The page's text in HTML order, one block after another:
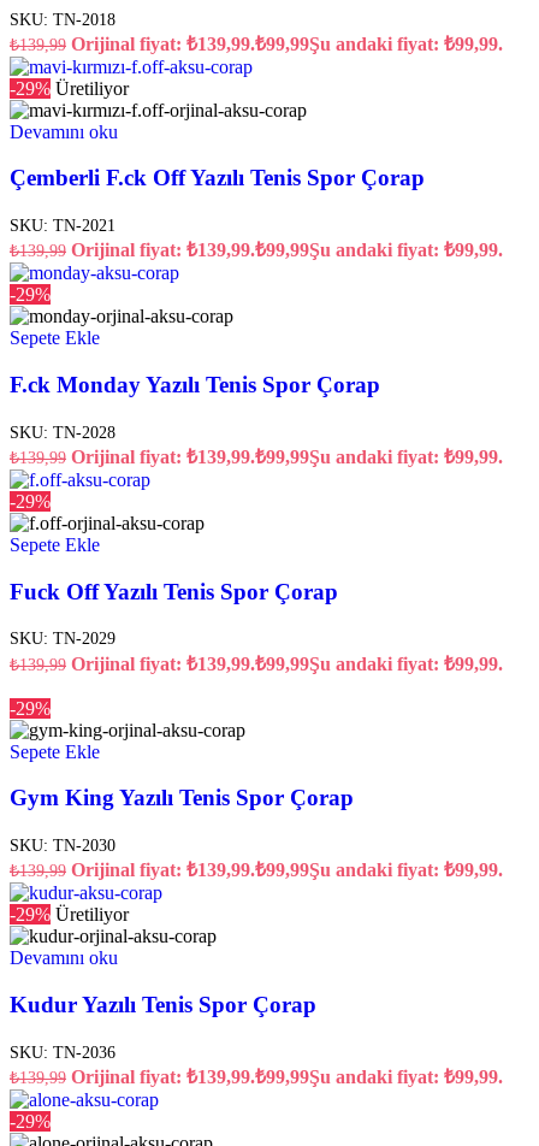
SKU: TN-2018
₺139,99 Orijinal fiyat: ₺139,99.₺99,99Şu andaki fiyat: ₺99,99.
-29% Üretiliyor
Devamını oku
Çemberli F.ck Off Yazılı Tenis Spor Çorap
SKU: TN-2021
₺139,99 Orijinal fiyat: ₺139,99.₺99,99Şu andaki fiyat: ₺99,99.
-29%
Sepete Ekle
F.ck Monday Yazılı Tenis Spor Çorap
SKU: TN-2028
₺139,99 Orijinal fiyat: ₺139,99.₺99,99Şu andaki fiyat: ₺99,99.
-29%
Sepete Ekle
Fuck Off Yazılı Tenis Spor Çorap
SKU: TN-2029
₺139,99 Orijinal fiyat: ₺139,99.₺99,99Şu andaki fiyat: ₺99,99.
-29%
Sepete Ekle
Gym King Yazılı Tenis Spor Çorap
SKU: TN-2030
₺139,99 Orijinal fiyat: ₺139,99.₺99,99Şu andaki fiyat: ₺99,99.
-29% Üretiliyor
Devamını oku
Kudur Yazılı Tenis Spor Çorap
SKU: TN-2036
₺139,99 Orijinal fiyat: ₺139,99.₺99,99Şu andaki fiyat: ₺99,99.
-29%